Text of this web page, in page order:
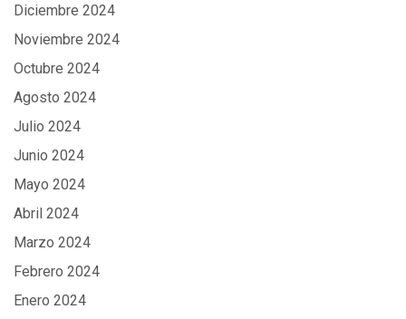
Diciembre 2024
Noviembre 2024
Octubre 2024
Agosto 2024
Julio 2024
Junio 2024
Mayo 2024
Abril 2024
Marzo 2024
Febrero 2024
Enero 2024